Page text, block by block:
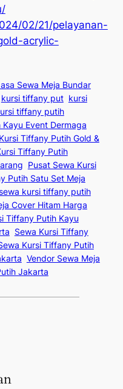
02/21/pelayanan-
acrylic-
Sewa Meja Bundar
kursi tiffany put kursi
tiffany putih
Event Dermaga
Tiffany Putih Gold &
Tiffany Putih
Pusat Sewa Kursi
Putih Satu Set Meja
kursi tiffany putih
Cover Hitam Harga
Tiffany Putih Kayu
Sewa Kursi Tiffany
Kursi Tiffany Putih
Vendor Sewa Meja
Jakarta